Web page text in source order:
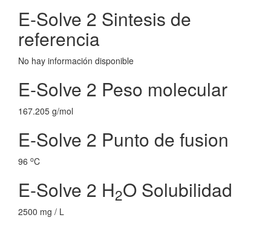
E-Solve 2 Sintesis de
referencia
No hay información disponible
E-Solve 2 Peso molecular
167.205 g/mol
E-Solve 2 Punto de fusion
96 oC
E-Solve 2 H2O Solubilidad
2500 mg / L